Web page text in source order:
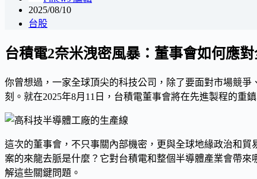
2025/08/10
台股
台積電2奈米洩密風暴：董事會如何應
你曾想過，一家全球頂尖的科技公司，除了要面對市場競
刻。就在2025年8月11日，台積電董事會將在先進製程的
這次的董事會，不只事關內部機密，更與全球地緣政治和
案的來龍去脈是什麼？它對台積電和整個半導體產業會帶
解這些關鍵問題。